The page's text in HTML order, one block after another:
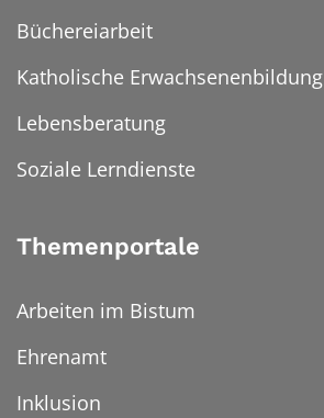
Büchereiarbeit
Katholische Erwachsenenbildung
Lebensberatung
Soziale Lerndienste
Themenportale
Arbeiten im Bistum
Ehrenamt
Inklusion